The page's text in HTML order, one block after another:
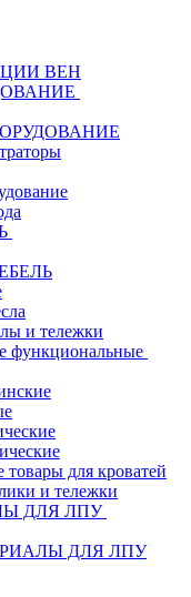
ВЕН
и тележки
функциональные
для кроватей
и тележки
ДЛЯ ЛПУ
ДЛЯ ЛПУ